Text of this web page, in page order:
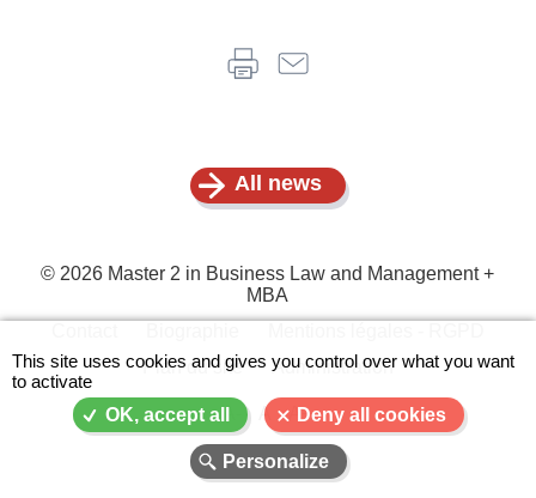
All news
© 2026 Master 2 in Business Law and Management +
MBA
Menu
Pied
Plan du site
Administration
A- A A+
This site uses cookies and gives you control over what you want
to activate
OK, accept all
Deny all cookies
Personalize